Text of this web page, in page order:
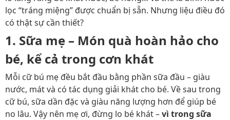
lọc “tráng miệng” được chuẩn bị sẵn. Nhưng liệu điều đó
có thật sự cần thiết?
1. Sữa mẹ – Món quà hoàn hảo cho
bé, kể cả trong cơn khát
Mỗi cữ bú mẹ đều bắt đầu bằng phần sữa đầu – giàu
nước, mát và có tác dụng giải khát cho bé. Về sau trong
cữ bú, sữa dần đặc và giàu năng lượng hơn để giúp bé
no lâu. Vậy nên mẹ ơi, đừng lo bé khát –vì trong sữa